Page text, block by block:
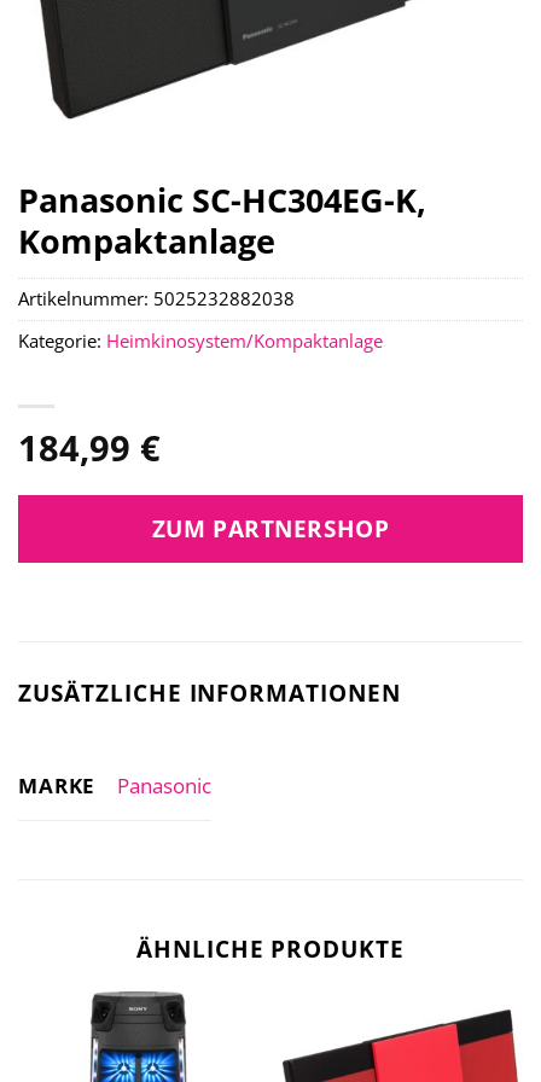
Panasonic SC-HC304EG-K,
Kompaktanlage
184,99 €
ZUM PARTNERSHOP
Artikelnummer: 5025232882038
Kategorie: Heimkinosystem/Kompaktanlage
ZUSÄTZLICHE INFORMATIONEN
MARKE Panasonic
ÄHNLICHE PRODUKTE